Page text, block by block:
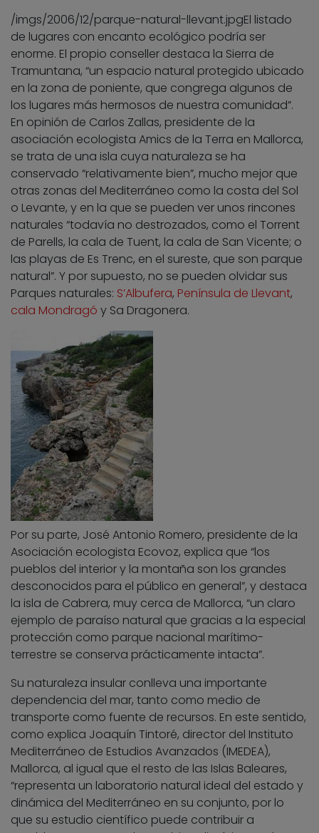
/imgs/2006/12/parque-natural-llevant.jpgEl listado
de lugares con encanto ecológico podría ser
enorme. El propio conseller destaca la Sierra de
Tramuntana, “un espacio natural protegido ubicado
en la zona de poniente, que congrega algunos de
los lugares más hermosos de nuestra comunidad”.
En opinión de Carlos Zallas, presidente de la
asociación ecologista Amics de la Terra en Mallorca,
se trata de una isla cuya naturaleza se ha
conservado “relativamente bien”, mucho mejor que
otras zonas del Mediterráneo como la costa del Sol
o Levante, y en la que se pueden ver unos rincones
naturales “todavía no destrozados, como el Torrent
de Parells, la cala de Tuent, la cala de San Vicente; o
las playas de Es Trenc, en el sureste, que son parque
natural”. Y por supuesto, no se pueden olvidar sus
Parques naturales: S’Albufera, Península de Llevant,
cala Mondragó y Sa Dragonera.
Por su parte, José Antonio Romero, presidente de la
Asociación ecologista Ecovoz, explica que “los
pueblos del interior y la montaña son los grandes
desconocidos para el público en general”, y destaca
la isla de Cabrera, muy cerca de Mallorca, “un claro
ejemplo de paraíso natural que gracias a la especial
protección como parque nacional marítimo-
terrestre se conserva prácticamente intacta”.
Su naturaleza insular conlleva una importante
dependencia del mar, tanto como medio de
transporte como fuente de recursos. En este sentido,
como explica Joaquín Tintoré, director del Instituto
Mediterráneo de Estudios Avanzados (IMEDEA),
Mallorca, al igual que el resto de las Islas Baleares,
“representa un laboratorio natural ideal del estado y
dinámica del Mediterráneo en su conjunto, por lo
que su estudio científico puede contribuir a